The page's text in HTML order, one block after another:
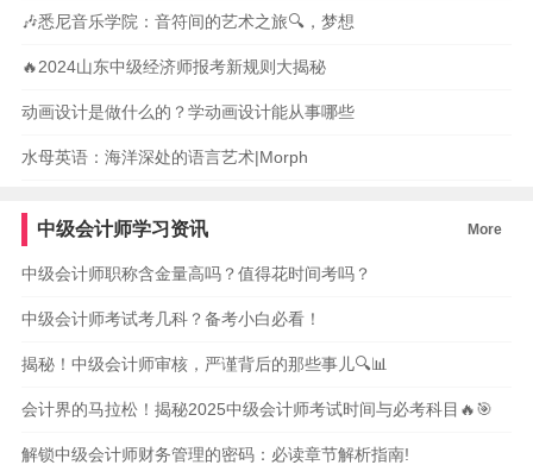
🎶悉尼音乐学院：音符间的艺术之旅🔍，梦想
🔥2024山东中级经济师报考新规则大揭秘
动画设计是做什么的？学动画设计能从事哪些
水母英语：海洋深处的语言艺术|Morph
中级会计师学习资讯 More
中级会计师职称含金量高吗？值得花时间考吗？
中级会计师考试考几科？备考小白必看！
揭秘！中级会计师审核，严谨背后的那些事儿🔍📊
会计界的马拉松！揭秘2025中级会计师考试时间与必考科目🔥🎯
解锁中级会计师财务管理的密码：必读章节解析指南!